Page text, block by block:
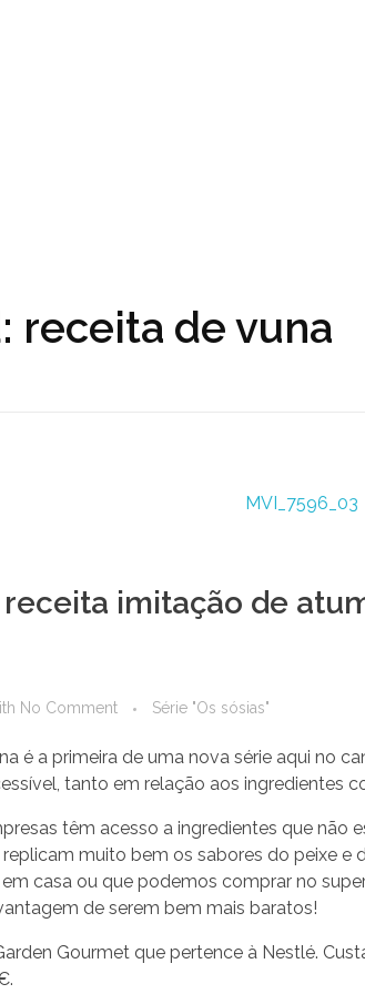
receita de vuna
receita imitação de
No Comment Série "Os sósias"
é a primeira de uma nova série aqui no
tanto em relação aos ingredientes
têm acesso a ingredientes que
muito bem os sabores do peixe e
casa ou que podemos comprar no
de serem bem mais baratos!
Gourmet que pertence à Nestlé.